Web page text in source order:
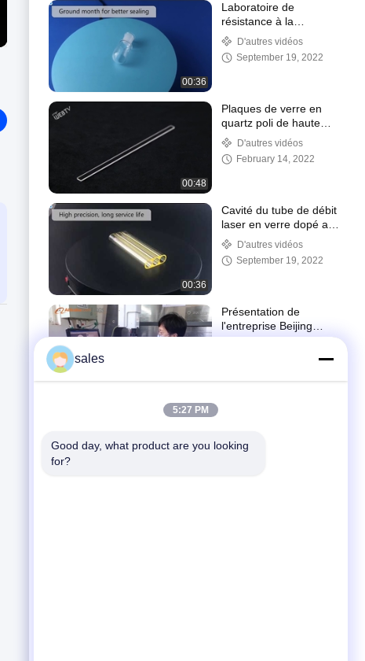
00:36
Laboratoire de
résistance à la
corrosion des bouteilles
de quartz fondu à haute
température
D'autres vidéos
September 19, 2022
00:48
Plaques de verre en
quartz poli de haute
précision sans bulle
d'air en surface
D'autres vidéos
February 14, 2022
00:36
Cavité du tube de débit
laser en verre dopé au
samarium pour laser
médical
D'autres vidéos
September 19, 2022
Présentation de
l'entreprise Beijing
Zhong Cheng Quartz
argent de tubes
d'écoulement de quartz
D'autres vidéos
sales
5:27 PM
Good day, what product are you looking
for?